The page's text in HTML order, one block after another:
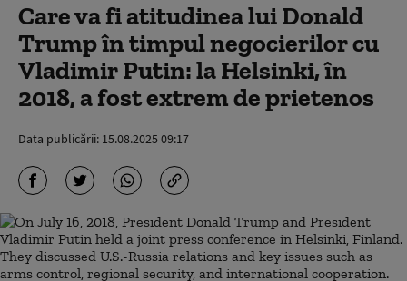
Care va fi atitudinea lui Donald
Trump în timpul negocierilor cu
Vladimir Putin: la Helsinki, în
2018, a fost extrem de prietenos
Data publicării: 15.08.2025 09:17